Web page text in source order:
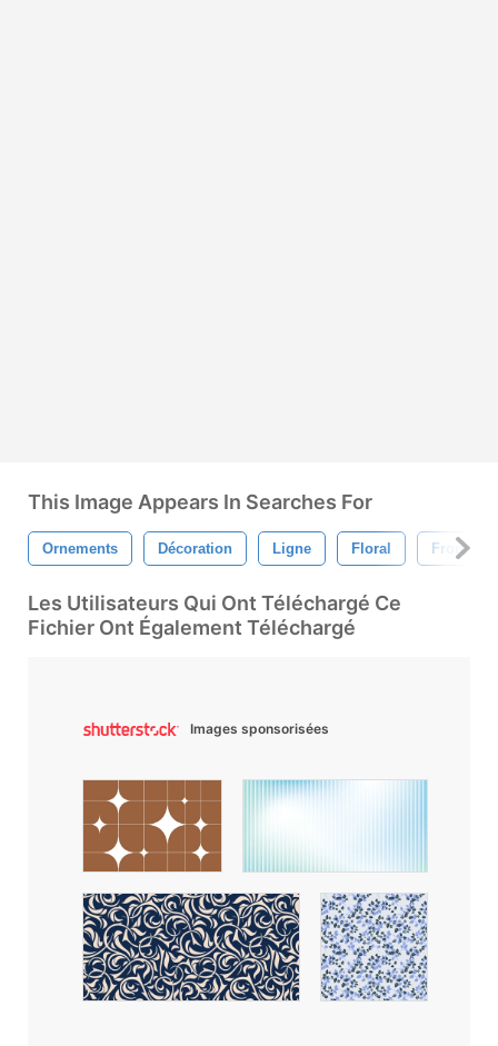
This Image Appears In Searches For
Ornements Décoration Ligne Floral Frontière
Les Utilisateurs Qui Ont Téléchargé Ce
Fichier Ont Également Téléchargé
Images sponsorisées